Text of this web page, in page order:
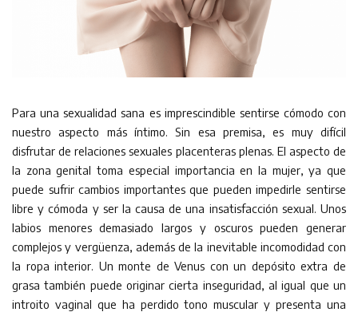
Para una sexualidad sana es imprescindible sentirse cómodo con
nuestro aspecto más íntimo. Sin esa premisa, es muy difícil
disfrutar de relaciones sexuales placenteras plenas. El aspecto de
la zona genital toma especial importancia en la mujer, ya que
puede sufrir cambios importantes que pueden impedirle sentirse
libre y cómoda y ser la causa de una insatisfacción sexual. Unos
labios menores demasiado largos y oscuros pueden generar
complejos y vergüenza, además de la inevitable incomodidad con
la ropa interior. Un monte de Venus con un depósito extra de
grasa también puede originar cierta inseguridad, al igual que un
introito vaginal que ha perdido tono muscular y presenta una